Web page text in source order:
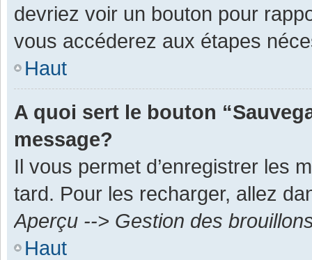
devriez voir un bouton pour
vous accéderez aux étapes
Haut
A quoi sert le bouton
message?
Il vous permet d’enregistrer les
tard. Pour les recharger, allez
Aperçu --> Gestion des
Haut